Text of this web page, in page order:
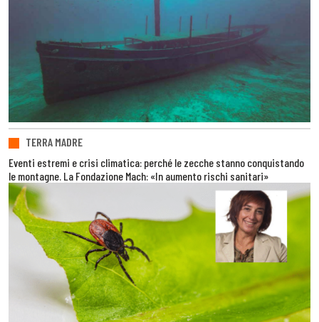
TERRA MADRE
Eventi estremi e crisi climatica: perché le zecche stanno conquistando
le montagne. La Fondazione Mach: «In aumento rischi sanitari»